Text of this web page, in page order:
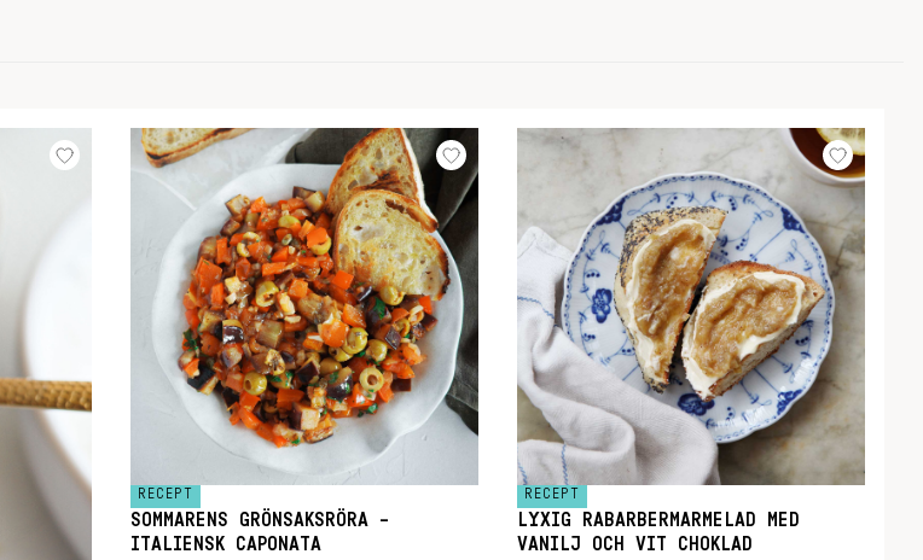
RECEPT
SOMMARENS GRÖNSAKSRÖRA –
ITALIENSK CAPONATA
RECEPT
LYXIG RABARBERMARMELAD MED
VANILJ OCH VIT CHOKLAD